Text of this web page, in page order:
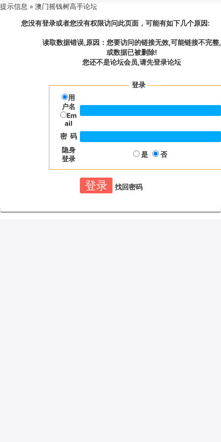
提示信息 » 澳门摇钱树高手论坛
您没有登录或者您没有权限访问此页面，可能有如下几个原因:
读取数据错误,原因：您要访问的链接无效,可能链接不完整,
或数据已被删除!
您还不是论坛会员,请先登录论坛
登录
用
户名
Em
ail
密 码
隐身
登录
是 否
找回密码